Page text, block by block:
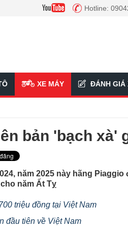
Hotline:
XE MÁY ĐÁNH GIÁ
bản 'bạch xà'
năm 2025 này hãng Piaggio
năm Ất Tỵ
triệu đồng tại Việt Nam
đầu tiên về Việt Nam